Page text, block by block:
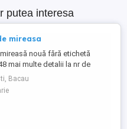
putea interesa
mireasa
nouă fără etichetă
mai multe detalii la nr de
Bacau